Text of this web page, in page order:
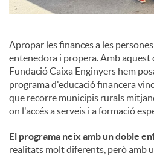
i
a
l
s
Apropar les finances a les
entenedora i propera. Amb aquest
Fundació Caixa Enginyers hem
programa d'educació financera
que recorre municipis rurals
on l'accés a serveis i a formació
El programa neix amb un doble
realitats molt diferents, però amb